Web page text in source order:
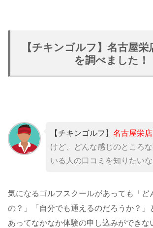
【チキンゴルフ】名古屋栄
を調べました！
【チキンゴルフ】 名古屋栄店
けど、どんな感じのところ
いる人の口コミを知りたいな
気になるゴルフスクールがあっても「ど
の？」「自分でも通えるのだろうか？」
あってなかなか体験の申し込みができな